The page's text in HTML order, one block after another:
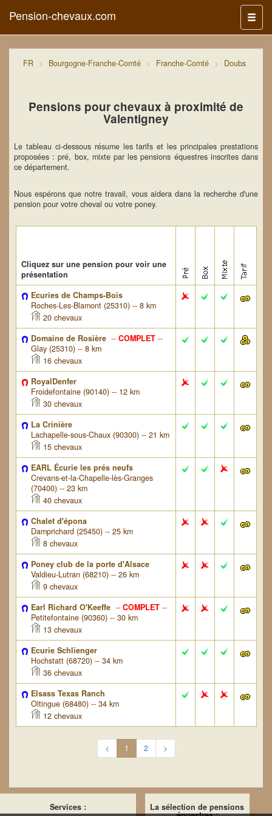
Menu
Pension-chevaux.com
FR Bourgogne-Franche-Comté Franche-Comté Doubs
Pensions pour chevaux à proximité de
Valentigney
Le tableau ci-dessous résume les tarifs et les principales prestations
proposées : pré, box, mixte par les pensions équestres inscrites dans
ce département.
Nous espérons que notre travail, vous aidera dans la recherche d'une
pension pour votre cheval ou votre poney.
Cliquez sur une pension pour voir une
présentation
Ecuries de Champs-Bois
Roches-Les-Blamont (25310) -- 8 km
20 chevaux
Domaine de Rosière -- COMPLET--
Glay (25310) -- 8 km
16 chevaux
RoyalDenfer
Froidefontaine (90140) -- 12 km
30 chevaux
La Crinière
Lachapelle-sous-Chaux (90300) -- 21 km
15 chevaux
EARL Écurie les prés neufs
Crevans-et-la-Chapelle-lès-Granges
(70400) -- 23 km
40 chevaux
Chalet d'épona
Damprichard (25450) -- 25 km
8 chevaux
Poney club de la porte d'Alsace
Valdieu-Lutran (68210) -- 26 km
9 chevaux
Earl Richard O'Keeffe -- COMPLET--
Petitefontaine (90360) -- 30 km
13 chevaux
Ecurie Schlienger
Hochstatt (68720) -- 34 km
36 chevaux
Elsass Texas Ranch
Oltingue (68480) -- 34 km
12 chevaux
< 1 2 >
Services : La sélection de pensions